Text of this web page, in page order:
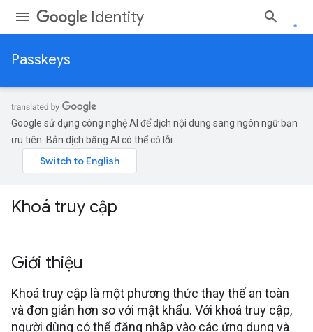
Identity
Passkeys
Google sử dụng công nghệ AI để dịch nội dung sang ngôn ngữ bạn
ưu tiên. Bản dịch bằng AI có thể có lỗi.
Khoá truy cập
Giới thiệu
Khoá truy cập là một phương thức thay thế an toàn
và đơn giản hơn so với mật khẩu. Với khoá truy cập,
người dùng có thể đăng nhập vào các ứng dụng và